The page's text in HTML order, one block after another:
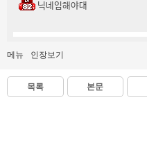
닉네임해야대
메뉴 인장보기
목록 본문